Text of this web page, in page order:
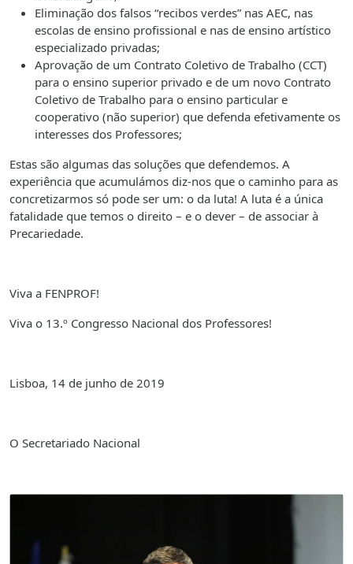
Eliminação dos falsos “recibos verdes” nas AEC, nas
escolas de ensino profissional e nas de ensino artístico
especializado privadas;
Aprovação de um Contrato Coletivo de Trabalho (CCT)
para o ensino superior privado e de um novo Contrato
Coletivo de Trabalho para o ensino particular e
cooperativo (não superior) que defenda efetivamente os
interesses dos Professores;
Estas são algumas das soluções que defendemos. A
experiência que acumulámos diz-nos que o caminho para as
concretizarmos só pode ser um: o da luta! A luta é a única
fatalidade que temos o direito – e o dever – de associar à
Precariedade.
Viva a FENPROF!
Viva o 13.º Congresso Nacional dos Professores!
Lisboa, 14 de junho de 2019
O Secretariado Nacional